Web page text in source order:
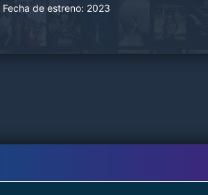
Fecha de estreno: 2023